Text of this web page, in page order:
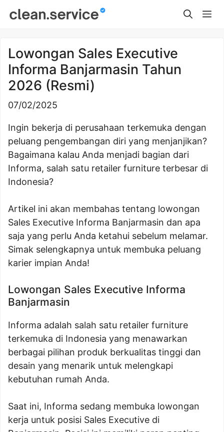
Lowongan Sales Executive
Informa Banjarmasin Tahun
2026 (Resmi)
07/02/2025
Ingin bekerja di perusahaan terkemuka dengan
peluang pengembangan diri yang menjanjikan?
Bagaimana kalau Anda menjadi bagian dari
Informa, salah satu retailer furniture terbesar di
Indonesia?
Artikel ini akan membahas tentang lowongan
Sales Executive Informa Banjarmasin dan apa
saja yang perlu Anda ketahui sebelum melamar.
Simak selengkapnya untuk membuka peluang
karier impian Anda!
Lowongan Sales Executive Informa
Banjarmasin
Informa adalah salah satu retailer furniture
terkemuka di Indonesia yang menawarkan
berbagai pilihan produk berkualitas tinggi dan
desain yang menarik untuk melengkapi
kebutuhan rumah Anda.
Saat ini, Informa sedang membuka lowongan
kerja untuk posisi Sales Executive di